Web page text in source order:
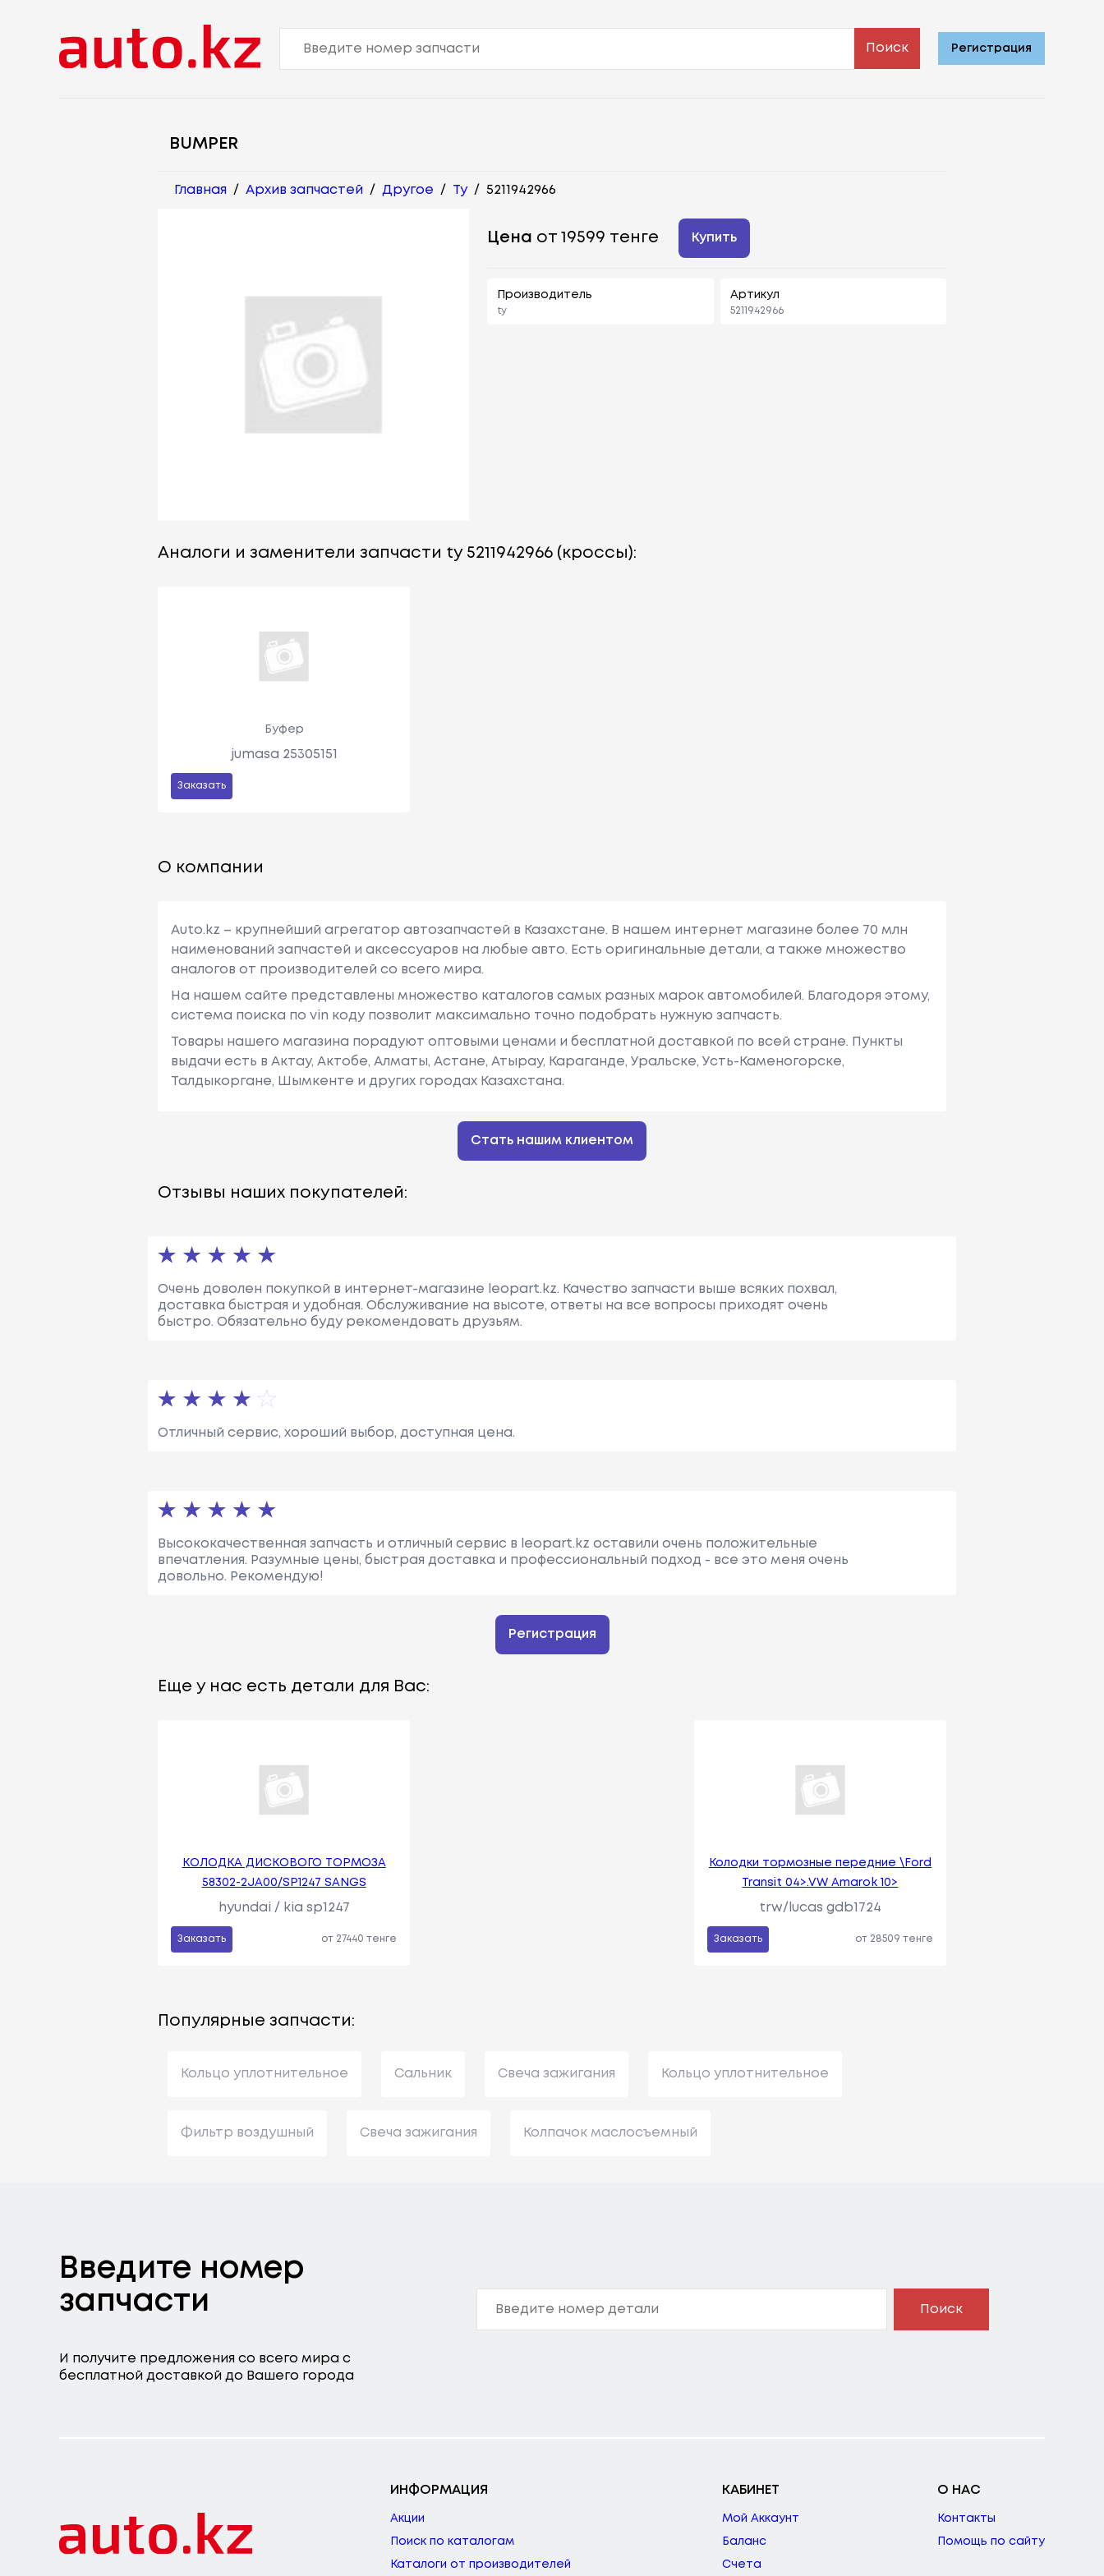
Поиск Регистрация
BUMPER
Главная / Архив запчастей / Другое / Ty / 5211942966
Цена от 19599 тенге Купить
Производитель
ty
Артикул
5211942966
Аналоги и заменители запчасти ty 5211942966 (кроссы):
Буфер
jumasa 25305151
Заказать
О компании
Auto.kz – крупнейший агрегатор автозапчастей в Казахстане. В нашем интернет магазине более 70 млн
наименований запчастей и аксессуаров на любые авто. Есть оригинальные детали, а также множество
аналогов от производителей со всего мира.
На нашем сайте представлены множество каталогов самых разных марок автомобилей. Благодоря этому,
система поиска по vin коду позволит максимально точно подобрать нужную запчасть.
Товары нашего магазина порадуют оптовыми ценами и бесплатной доставкой по всей стране. Пункты
выдачи есть в Актау, Актобе, Алматы, Астане, Атырау, Караганде, Уральске, Усть-Каменогорске,
Талдыкоргане, Шымкенте и других городах Казахстана.
Стать нашим клиентом
Отзывы наших покупателей:
Очень доволен покупкой в интернет-магазине leopart.kz. Качество запчасти выше всяких похвал,
доставка быстрая и удобная. Обслуживание на высоте, ответы на все вопросы приходят очень
быстро. Обязательно буду рекомендовать друзьям.
Отличный сервис, хороший выбор, доступная цена.
Высококачественная запчасть и отличный сервис в leopart.kz оставили очень положительные
впечатления. Разумные цены, быстрая доставка и профессиональный подход - все это меня очень
довольно. Рекомендую!
Регистрация
Еще у нас есть детали для Вас:
КОЛОДКА ДИСКОВОГО ТОРМОЗА
58302-2JA00/SP1247 SANGS
hyundai / kia sp1247
Заказать от 27440 тенге
Колодки тормозные передние \Ford
Transit 04>.VW Amarok 10>
trw/lucas gdb1724
Заказать от 28509 тенге
Популярные запчасти:
Кольцо уплотнительное Сальник Свеча зажигания Кольцо уплотнительное
Фильтр воздушный Свеча зажигания Колпачок маслосъемный
Введите номер
запчасти
И получите предложения со всего мира с
бесплатной доставкой до Вашего города
Поиск
ИНФОРМАЦИЯ
Акции
Поиск по каталогам
Каталоги от производителей
КАБИНЕТ
Мой Аккаунт
Баланс
Счета
О НАС
Контакты
Помощь по сайту